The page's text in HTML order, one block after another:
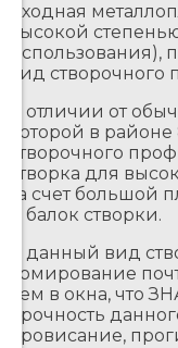
Входная
высокой
использования),
вид
В отличии от
которой в
створочного
створка для
за счет большой
и балок створки.
В данный вид
армирование
чем в окна, что
прочность
провисание,